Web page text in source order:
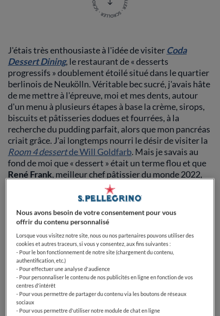
J'étais très enthousiaste à l'idée de visiter Coda
Dessert Dining, le restaurant de « desserts
progressifs » doublement étoilé situé dans le quartier
berlinois de Neukölln. Véritable bec sucré, j'avais hâte
de me mettre à l'épreuve, moi et mes dents, autour
d'un menu à plusieurs étapes à base la crème, sirops,
biscuits et pâtisseries dodues et fourrées, à la
recherche du pudding parfait, alors que mon pancréas
criait grâce. J'ai longtemps nourri le désir de visiter la
Room 4 dessertde Will Goldfarb. Mais je savais au
fond de moi que « dessert » était un terme flou et que
René Frank, meilleur chef pâtissier du monde 2022,
était trop malin pour déployer le chariot de desserts.
Et bien sûr, c'est Berlin et ma perception de ce qu'est
un dessert et de sa place dans un menu est tellement…
française (je suis britannique).
« C'est très difficile de vraiment dire ce qu'est un
dessert », dit Frank, alors que nous sirotons des verres
à l'extérieur d'un bar à Berlin-Ouest, loin de Coda,
situé à l'Est. « Vous ne pouvez pas le définir par la
quantité de douceur. J'aime donc le définir comme un
type de préparation complètement différent. Tout le
monde a quelque chose en tête quand on parle de
Nous avons besoin de votre consentement pour vous
offrir du contenu personnalisé
Lorsque vous visitez notre site, nous ou nos partenaires pouvons utiliser des
cookies et autres traceurs, si vous y consentez, aux fins suivantes :
- Pour le bon fonctionnement de notre site (chargement du contenu,
authentification, etc.)
- Pour effectuer une analyse d'audience
- Pour personnaliser le contenu de nos publicités en ligne en fonction de vos
centres d'intérêt
- Pour vous permettre de partager du contenu via les boutons de réseaux
sociaux
- Pour vous permettre d'utiliser notre module de chat en ligne